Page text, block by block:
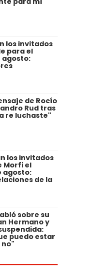
los invitados
para el
agosto:
de Rocío
Rud tras
re luchaste"
los invitados
Morfi el
agosto:
de la
sobre su
Hermano y
puedo estar
no"